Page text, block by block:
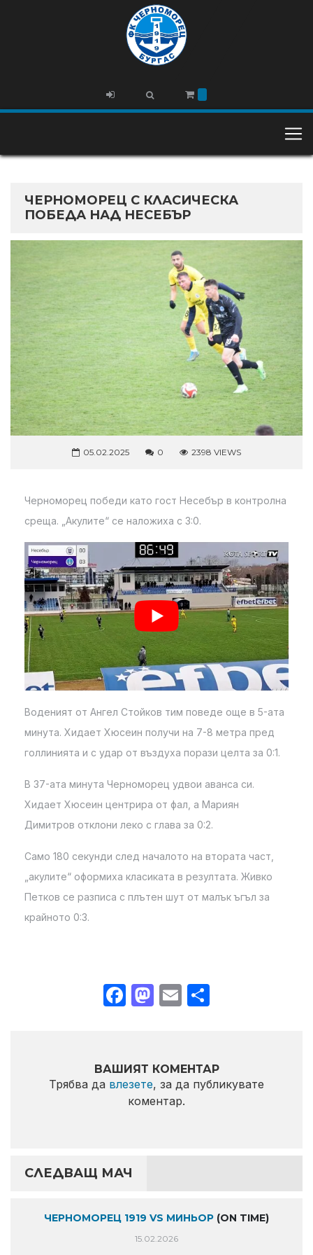
ЧЕРНОМОРЕЦ С КЛАСИЧЕСКА
ПОБЕДА НАД НЕСЕБЪР
05.02.2025 0 2398 VIEWS
Черноморец победи като гост Несебър в контролна
среща. „Акулите“ се наложиха с 3:0.
Воденият от Ангел Стойков тим поведе още в 5-ата
минута. Хидает Хюсеин получи на 7-8 метра пред
голлинията и с удар от въздуха порази целта за 0:1.
В 37-ата минута Черноморец удвои аванса си.
Хидает Хюсеин центрира от фал, а Мариян
Димитров отклони леко с глава за 0:2.
Само 180 секунди след началото на втората част,
„акулите“ оформиха класиката в резултата. Живко
Петков се разписа с плътен шут от малък ъгъл за
крайното 0:3.
Facebook
Mastodon
Email
ВАШИЯТ КОМЕНТАР
Трябва да влезете, за да публикувате
коментар.
СЛЕДВАЩ МАЧ
ЧЕРНОМОРЕЦ 1919 VS МИНЬОР (ON TIME)
15.02.2026